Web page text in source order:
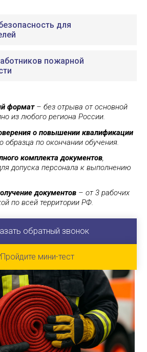
для
пожарной
формат– без отрыва от основной
из любого региона России.
о повышении квалификации
образца по окончании обучения.
комплекта документов,
допуска персонала к выполнению
документов – от 3 рабочих
по всей территории РФ.
обратный звонок
Пройдите мини-тест